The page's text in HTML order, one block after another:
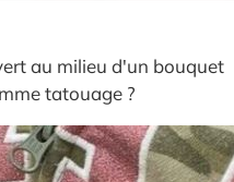
au milieu d'un bouquet
tatouage ?